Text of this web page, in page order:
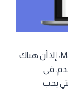
رغم الفوائد العديدة التي يقدمها Magic Write، إلا أن هناك
في
يجب